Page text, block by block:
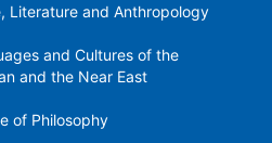
Literature and Anthropology
​​and Cultures of the
and the Near East
of Philosophy